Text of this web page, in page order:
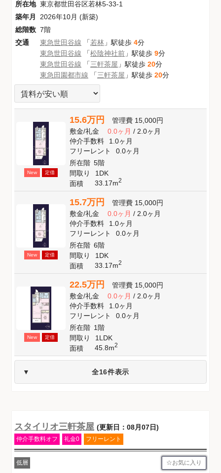
所在地 東京都世田谷区若林5-33-1
築年月
2026年10月 (新築)
総階数 7階
交通
東急世田谷線 「若林 」駅徒歩 4分
東急世田谷線 「松陰神社前 」駅徒歩 9分
東急世田谷線 「三軒茶屋 」駅徒歩 20分
東急田園都市線 「三軒茶屋 」駅徒歩 20分
New 定借
15.6万円 管理費 15,000円
敷金/礼金 0.0ヶ月/ 2.0ヶ月
仲介手数料
1.0ヶ月
フリーレント
0.0ヶ月
所在階 5階
間取り
1DK
面積
33.17m2
New 定借
15.7万円 管理費 15,000円
敷金/礼金 0.0ヶ月/ 2.0ヶ月
仲介手数料
1.0ヶ月
フリーレント
0.0ヶ月
所在階 6階
間取り
1DK
面積
33.17m2
New 定借
22.5万円 管理費 15,000円
敷金/礼金 0.0ヶ月/ 2.0ヶ月
仲介手数料
1.0ヶ月
フリーレント
0.0ヶ月
所在階 1階
間取り
1LDK
面積
45.8m2
全16件表示
スタイリオ三軒茶屋 (更新日：08月07日)
仲介手数料オフ 礼金0 フリーレント
低層 お気に入り